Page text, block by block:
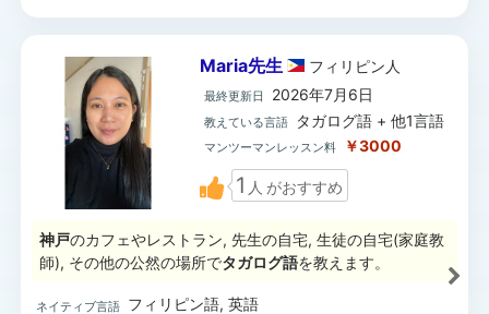
Maria先生 フィリピン 人
最終更新日 2026年7月6日
教えている言語 タガログ語 + 他1言語
マンツーマンレッスン料 ￥3000
1 人 がおすすめ
神戸のカフェやレストラン, 先生の自宅, 生徒の自宅(家庭教
師), その他の公然の場所でタガログ語を教えます。
ネイティブ言語 フィリピン語, 英語